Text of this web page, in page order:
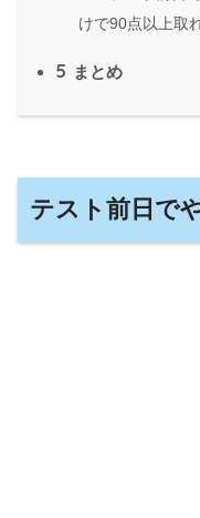
けで90点以上取
5 まとめ
テスト前日で